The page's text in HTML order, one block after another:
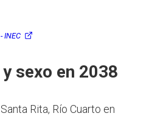
INEC
sexo en 2038
Rita, Río Cuarto en